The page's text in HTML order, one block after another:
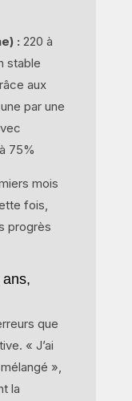
: 220 à
stable
aux
par une
75%
mois
fois,
progrès
ans,
que
« J’ai
»,
la